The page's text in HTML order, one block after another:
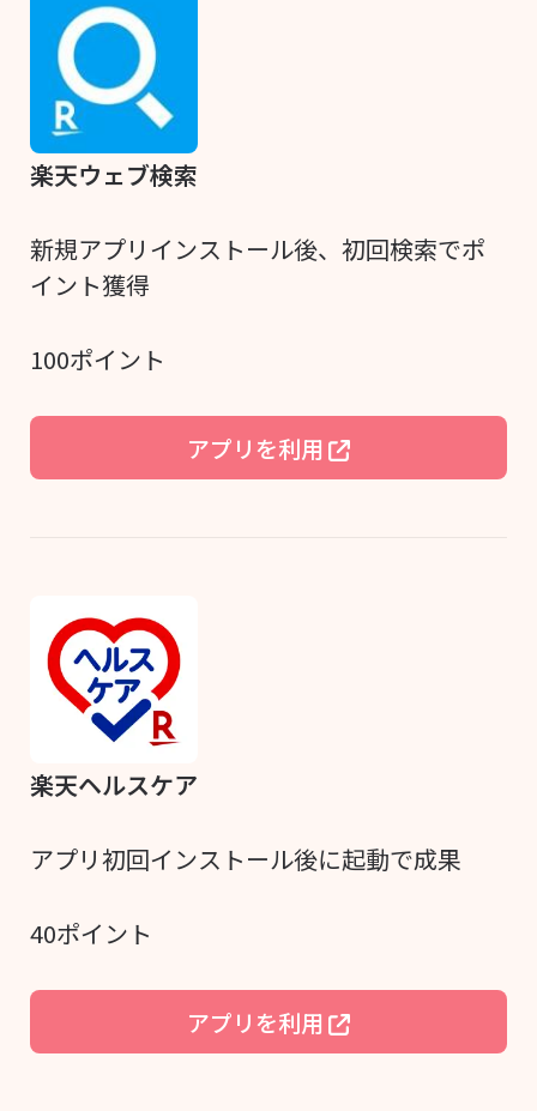
楽天ウェブ検索
新規アプリインストール後、初回検索でポ
イント獲得
100ポイント
アプリを利用
楽天ヘルスケア
アプリ初回インストール後に起動で成果
40ポイント
アプリを利用